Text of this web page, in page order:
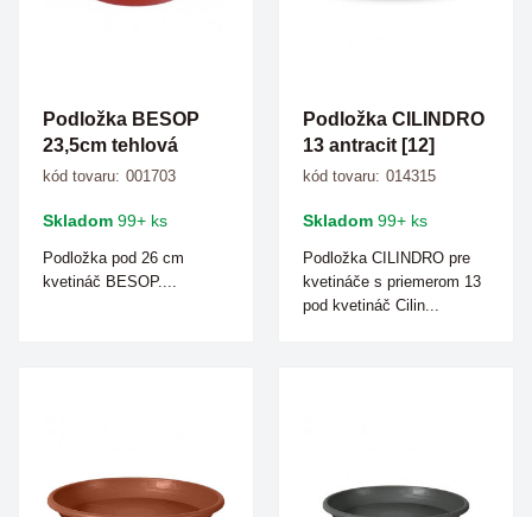
Podložka BESOP
23,5cm tehlová
kód tovaru: 001703
Skladom 99+ ks
Podložka pod 26 cm
kvetináč BESOP....
Podložka CILINDRO
13 antracit [12]
kód tovaru: 014315
Skladom 99+ ks
Podložka CILINDRO pre
kvetináče s priemerom 13
pod kvetináč Cilin...